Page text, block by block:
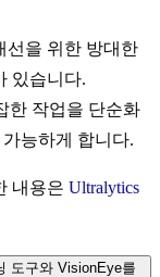
선을 위한 방대한
있습니다.
한 작업을 단순화
능하게 합니다.
내용은 Ultralytics
도구와 VisionEye를